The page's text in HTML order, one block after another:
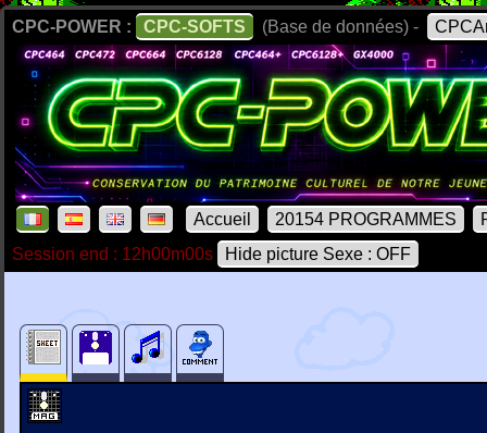
CPC-POWER : CPC-SOFTS (Base de données) -
Accueil 20154 PROGRAMMES
Session end : 12h00m00s
Hide picture Sexe : OFF